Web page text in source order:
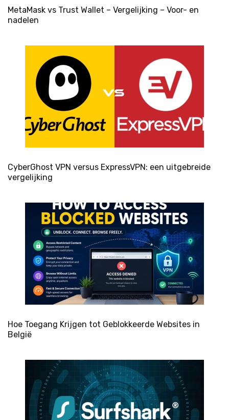
MetaMask vs Trust Wallet – Vergelijking – Voor- en
nadelen
CyberGhost VPN versus ExpressVPN: een uitgebreide
vergelijking
Hoe Toegang Krijgen tot Geblokkeerde Websites in
België